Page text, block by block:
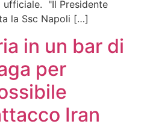
"Il Presidente
la Ssc Napoli […]
in un bar di
per
Iran